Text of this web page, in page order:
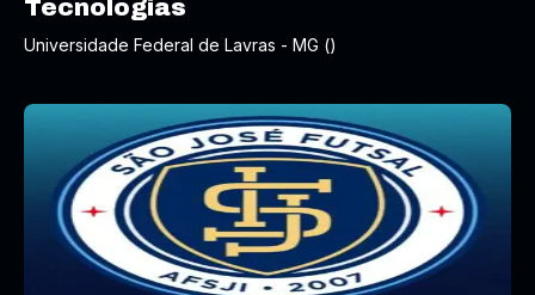
Tecnologias
Universidade Federal de Lavras - MG ()